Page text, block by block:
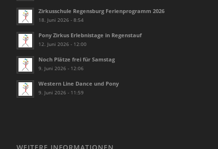
Zirkusschule Regensburg Ferienprogramm 2026
18. Juni 2026 - 8:54
Pony Zirkus Erlebnistage in Regenstauf
12. Juni 2026 - 12:00
Noch Plätze frei für Samstag
9. Juni 2026 - 12:06
Western Line Dance und Pony
9. Juni 2026 - 11:59